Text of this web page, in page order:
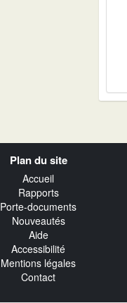
Plan du site
Accueil
Rapports
Porte-documents
Nouveautés
Aide
Accessibilité
Mentions légales
Contact